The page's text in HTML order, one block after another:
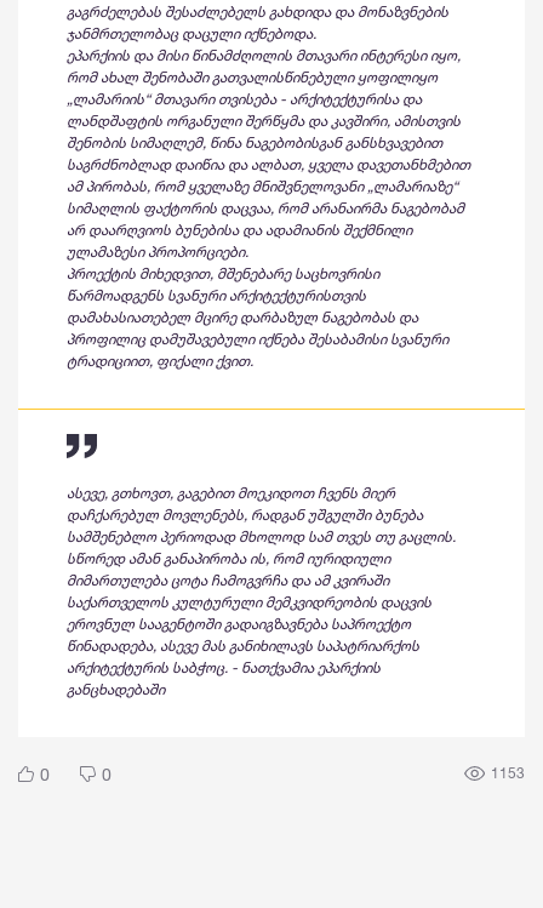
გაგრძელებას შესაძლებელს გახდიდა და მონაზვნების
ჯანმრთელობაც დაცული იქნებოდა.
ეპარქიის და მისი წინამძღოლის მთავარი ინტერესი იყო,
რომ ახალ შენობაში გათვალისწინებული ყოფილიყო
„ლამარიის“ მთავარი თვისება - არქიტექტურისა და
ლანდშაფტის ორგანული შერწყმა და კავშირი, ამისთვის
შენობის სიმაღლემ, წინა ნაგებობისგან განსხვავებით
საგრძნობლად დაიწია და ალბათ, ყველა დავეთანხმებით
ამ პირობას, რომ ყველაზე მნიშვნელოვანი „ლამარიაზე“
სიმაღლის ფაქტორის დაცვაა, რომ არანაირმა ნაგებობამ
არ დაარღვიოს ბუნებისა და ადამიანის შექმნილი
ულამაზესი პროპორციები.
პროექტის მიხედვით, მშენებარე საცხოვრისი
წარმოადგენს სვანური არქიტექტურისთვის
დამახასიათებელ მცირე დარბაზულ ნაგებობას და
პროფილიც დამუშავებული იქნება შესაბამისი სვანური
ტრადიციით, ფიქალი ქვით.
ასევე, გთხოვთ, გაგებით მოეკიდოთ ჩვენს მიერ
დაჩქარებულ მოვლენებს, რადგან უშგულში ბუნება
სამშენებლო პერიოდად მხოლოდ სამ თვეს თუ გაცლის.
სწორედ ამან განაპირობა ის, რომ იურიდიული
მიმართულება ცოტა ჩამოგვრჩა და ამ კვირაში
საქართველოს კულტურული მემკვიდრეობის დაცვის
ეროვნულ სააგენტოში გადაიგზავნება საპროექტო
წინადადება, ასევე მას განიხილავს საპატრიარქოს
არქიტექტურის საბჭოც. - ნათქვამია ეპარქიის
განცხადებაში
0 0 1153